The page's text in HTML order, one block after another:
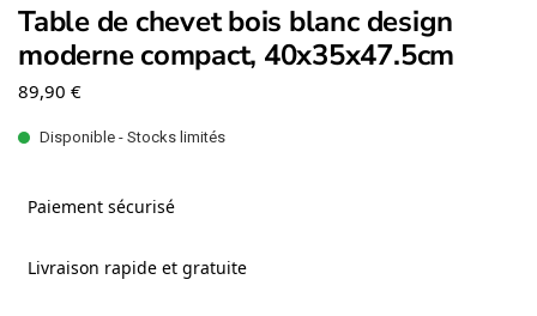
Table de chevet bois blanc design
moderne compact, 40x35x47.5cm
89,90 €
Disponible - Stocks limités
Paiement sécurisé
Livraison rapide et gratuite